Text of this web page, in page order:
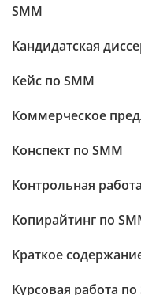
SMM
Кандидатская
Кейс по SMM
Коммерческое
Конспект по SMM
Контрольная
Копирайтинг по
Краткое
Курсовая работа по